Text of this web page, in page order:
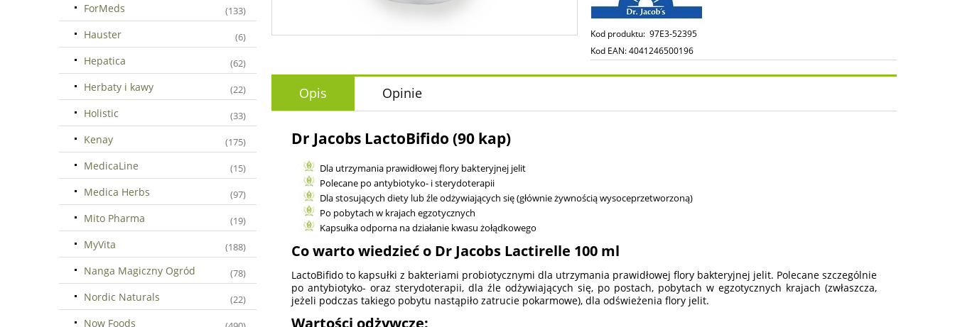
ForMeds (133)
Hauster (6)
Hepatica (62)
Herbaty i kawy (22)
Holistic (33)
Kenay (175)
MedicaLine (15)
Medica Herbs (97)
Mito Pharma (19)
MyVita (188)
Nanga Magiczny Ogród (78)
Nordic Naturals (22)
Now Foods
Kod produktu: 97E3-52395
Kod EAN:4041246500196
Opis Opinie
Dr Jacobs LactoBifido (90 kap)
Dla utrzymania prawidłowej flory bakteryjnej jelit
Polecane po antybiotyko- i sterydoterapii
Dla stosujących diety lub źle odżywiających się (głównie żywnością wysoceprzetworzoną)
Po pobytach w krajach egzotycznych
Kapsułka odporna na działanie kwasu żołądkowego
Co warto wiedzieć o Dr Jacobs Lactirelle 100 ml
LactoBifido to kapsułki z bakteriami probiotycznymi dla utrzymania prawidłowej flory bakteryjnej jelit. Polecane szczególnie
po antybiotyko- oraz sterydoterapii, dla źle odżywiających się, po postach, pobytach w egzotycznych krajach (zwłaszcza,
jeżeli podczas takiego pobytu nastąpiło zatrucie pokarmowe), dla odświeżenia flory jelit.